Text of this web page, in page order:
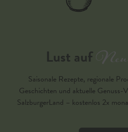
Lust auf
Saisonale Rezepte, regionale
Geschichten und aktuelle Genuss-
SalzburgerLand – kostenlos 2x